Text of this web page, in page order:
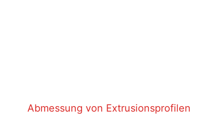
Abmessung von Extrusionsprofilen